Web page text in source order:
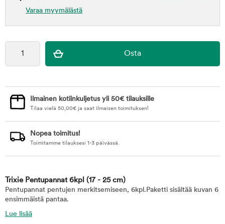
Varaa myymälästä
Ilmainen kotiinkuljetus yli 50€ tilauksille
Tilaa vielä 50,00€ ja saat ilmaisen toimituksen!
Nopea toimitus!
Toimitamme tilauksesi 1-3 päivässä.
Trixie Pentupannat 6kpl (17 - 25 cm)
Pentupannat pentujen merkitsemiseen, 6kpl.Paketti sisältää kuvan 6
ensimmäistä pantaa.
Lue lisää